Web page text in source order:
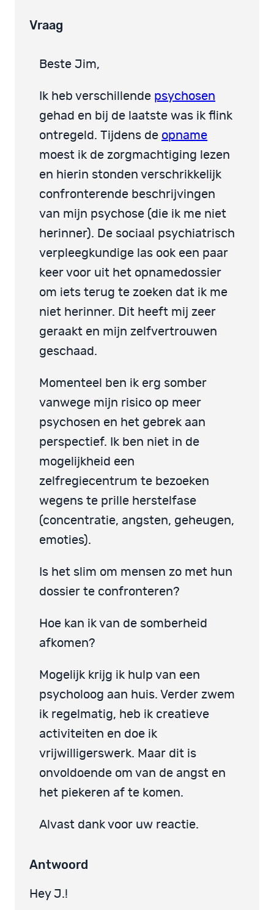
Vraag
Beste Jim,
Ik heb verschillende psychosen
gehad en bij de laatste was ik flink
ontregeld. Tijdens de opname
moest ik de zorgmachtiging lezen
en hierin stonden verschrikkelijk
confronterende beschrijvingen
van mijn psychose (die ik me niet
herinner). De sociaal psychiatrisch
verpleegkundige las ook een paar
keer voor uit het opnamedossier
om iets terug te zoeken dat ik me
niet herinner. Dit heeft mij zeer
geraakt en mijn zelfvertrouwen
geschaad.
Momenteel ben ik erg somber
vanwege mijn risico op meer
psychosen en het gebrek aan
perspectief. Ik ben niet in de
mogelijkheid een
zelfregiecentrum te bezoeken
wegens te prille herstelfase
(concentratie, angsten, geheugen,
emoties).
Is het slim om mensen zo met hun
dossier te confronteren?
Hoe kan ik van de somberheid
afkomen?
Mogelijk krijg ik hulp van een
psycholoog aan huis. Verder zwem
ik regelmatig, heb ik creatieve
activiteiten en doe ik
vrijwilligerswerk. Maar dit is
onvoldoende om van de angst en
het piekeren af te komen.
Alvast dank voor uw reactie.
Antwoord
Hey J.!